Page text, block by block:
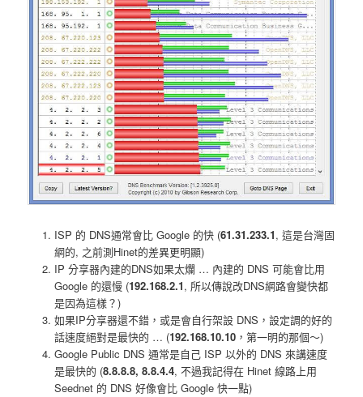
ISP 的 DNS通常會比 Google 的快 (61.31.233.1, 這是台灣固
網的, 之前測Hinet的差異更明顯)
IP 分享器內建的DNS如果太爛 … 內建的 DNS 可能會比用
Google 的還慢 (192.168.2.1, 所以傳說改DNS網路會變快都
是因為這樣？)
如果IP分享器還不錯，或是會自行架設 DNS，設定調的好的
話速度絕對是最快的 … (192.168.10.10，第一明的那個～)
Google Public DNS 通常是自己 ISP 以外的 DNS 來講速度
是最快的 (8.8.8.8, 8.8.4.4, 不過我記得在 Hinet 線路上用
Seednet 的 DNS 好像會比 Google 快一點)